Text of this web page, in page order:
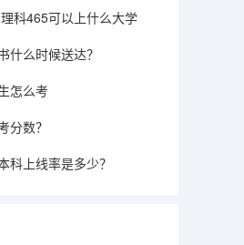
科465可以上什么大学
什么时候送达？
怎么考
分数？
科上线率是多少？